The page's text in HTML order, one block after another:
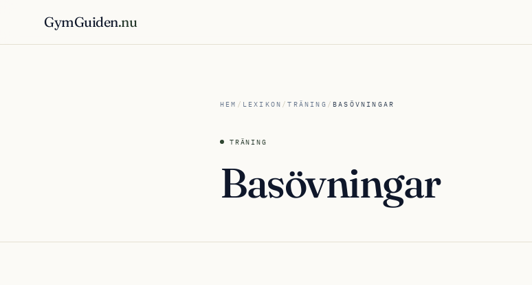
GymGuiden.nu
HEM / LEXIKON /TRÄNING /BASÖVNINGAR
TRÄNING
Basövningar